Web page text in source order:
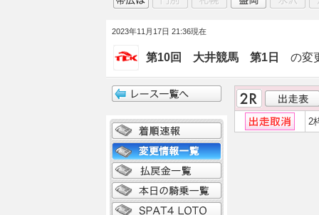
2023年11月17日 21:36現在
第10回 大井競馬 第1日 の変
2